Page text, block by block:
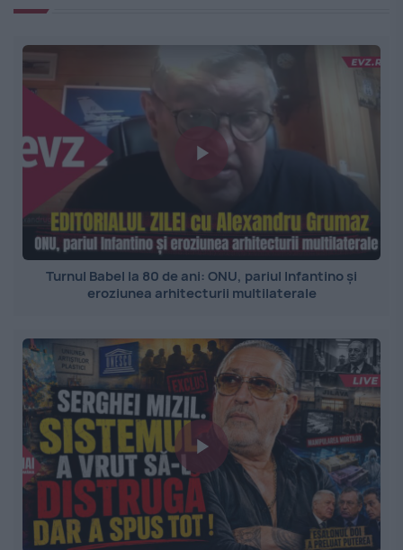
Turnul Babel la 80 de ani: ONU, pariul Infantino și
eroziunea arhitecturii multilaterale